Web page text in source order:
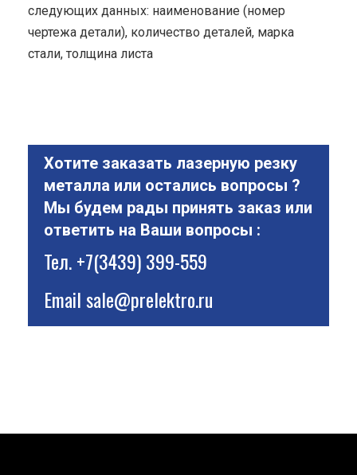
следующих данных: наименование (номер
чертежа детали), количество деталей, марка
стали, толщина листа
Хотите заказать лазерную резку
металла или остались вопросы ?
Мы будем рады принять заказ или
ответить на Ваши вопросы :
Тел.+7(3439) 399-559
Emailsale@prelektro.ru